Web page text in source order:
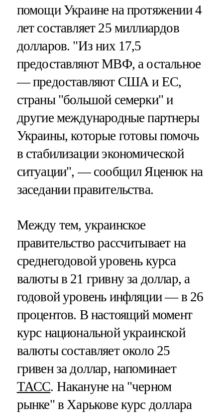
помощи Украине на протяжении 4
лет составляет 25 миллиардов
долларов. "Из них 17,5
предоставляют МВФ, а остальное
— предоставляют США и ЕС,
страны "большой семерки" и
другие международные партнеры
Украины, которые готовы помочь
в стабилизации экономической
ситуации", — сообщил Яценюк на
заседании правительства.
Между тем, украинское
правительство рассчитывает на
среднегодовой уровень курса
валюты в 21 гривну за доллар, а
годовой уровень инфляции — в 26
процентов. В настоящий момент
курс национальной украинской
валюты составляет около 25
гривен за доллар, напоминает
ТАСС. Накануне на "черном
рынке" в Харькове курс доллара